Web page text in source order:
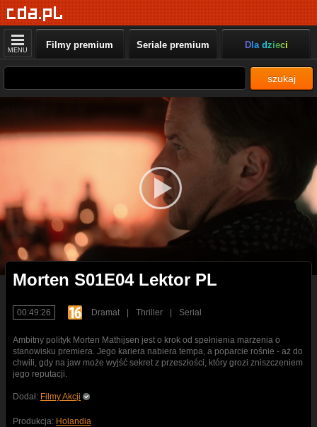
MENU Filmy premium Seriale premium Dla dzieci
szukaj
Morten S01E04 Lektor PL
00:49:26 Dramat Thriller Serial
Ambitny polityk Morten Mathijsen jest o krok od spełnienia marzenia o
stanowisku premiera. Jego kariera nabiera tempa, a poparcie rośnie - aż do
chwili, gdy na jaw może wyjść sekret z przeszłości, który grozi zniszczeniem
jego reputacji.
Dodał: Filmy Akcji
Produkcja: Holandia